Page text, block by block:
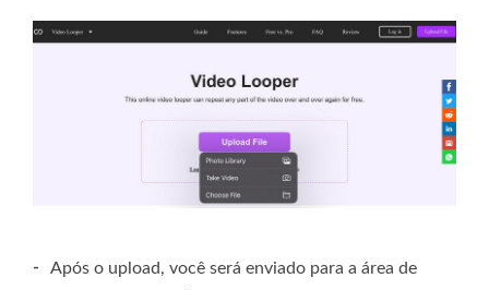
-
Após o upload, você será enviado para a área de